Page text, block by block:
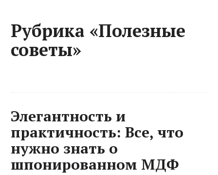
Рубрика «Полезные
советы»
Элегантность и
практичность: Все, что
нужно знать о
шпонированном МДФ